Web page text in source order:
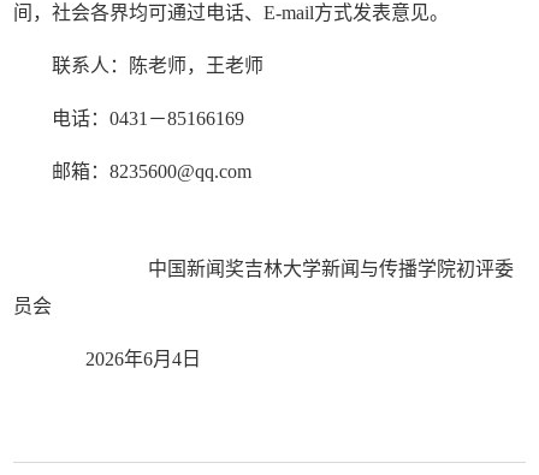
间，社会各界均可通过电话、E-mail方式发表意见。
联系人：陈老师，王老师
电话：0431 －85166169
邮箱：8235600@qq.com
中国新闻奖吉林大学新闻与传播学院初评委
员会
2026年6月4 日